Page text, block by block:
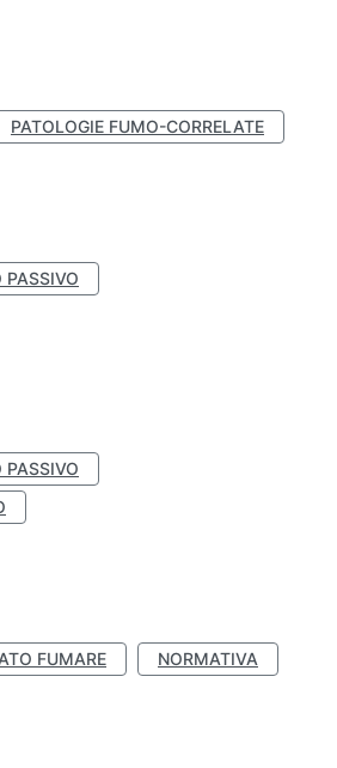
PATOLOGIE FUMO-CORRELATE
PASSIVO
PASSIVO
FUMARE NORMATIVA